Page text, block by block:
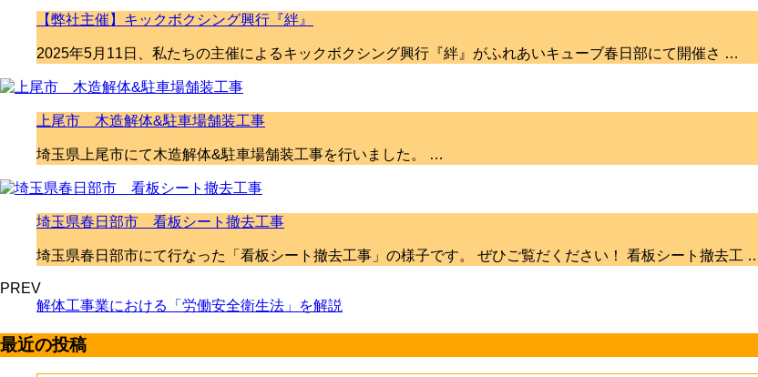
【弊社主催】キックボクシング興行『絆』
2025年5月11日、私たちの主催によるキックボクシング興行『絆』がふれあいキューブ春日部にて開催さ …
上尾市 木造解体&駐車場舗装工事
埼玉県上尾市にて木造解体&駐車場舗装工事を行いました。 …
埼玉県春日部市 看板シート撤去工事
埼玉県春日部市にて行なった「看板シート撤去工事」の様子です。 ぜひご覧だください！ 看板シート撤去工
PREV
解体工事業における「労働安全衛生法」を解説
最近の投稿